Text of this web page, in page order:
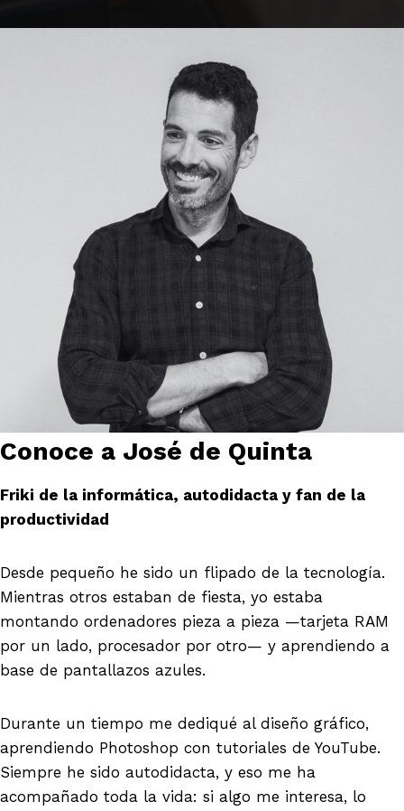
Conoce a José de Quinta
Friki de la informática, autodidacta y fan de la
productividad
Desde pequeño he sido un flipado de la tecnología.
Mientras otros estaban de fiesta, yo estaba
montando ordenadores pieza a pieza —tarjeta RAM
por un lado, procesador por otro— y aprendiendo a
base de pantallazos azules.
Durante un tiempo me dediqué al diseño gráfico,
aprendiendo Photoshop con tutoriales de YouTube.
Siempre he sido autodidacta, y eso me ha
acompañado toda la vida: si algo me interesa, lo